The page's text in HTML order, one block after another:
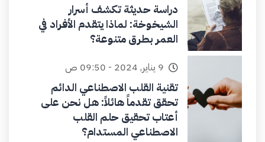
دراسة حديثة تكشف أسرار
الشيخوخة: لماذا يتقدم الأفراد في
العمر بطرق متنوعة؟
9 يناير, 2024 - 09:50 ص
تقنية القلب الاصطناعي الدائم
تحقق تقدماً هائلاً: هل نحن على
أعتاب تحقيق حلم القلب
الاصطناعي المستدام؟